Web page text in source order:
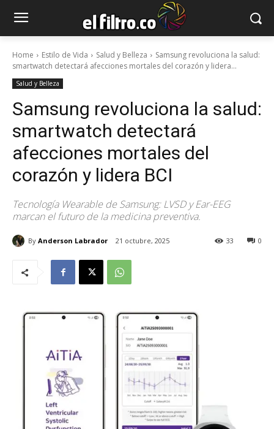
Home Estilo de Vida Salud y Belleza
Samsung revoluciona la salud:
smartwatch detectará afecciones mortales del corazón y lidera...
Salud y Belleza
Samsung revoluciona la salud:
smartwatch detectará
afecciones mortales del
corazón y lidera BCI
Tecnología Wearable de Samsung: LVSD y Ear-EEG
marcan el futuro de la medicina preventiva.
By Anderson Labrador 21 octubre, 2025 0
33